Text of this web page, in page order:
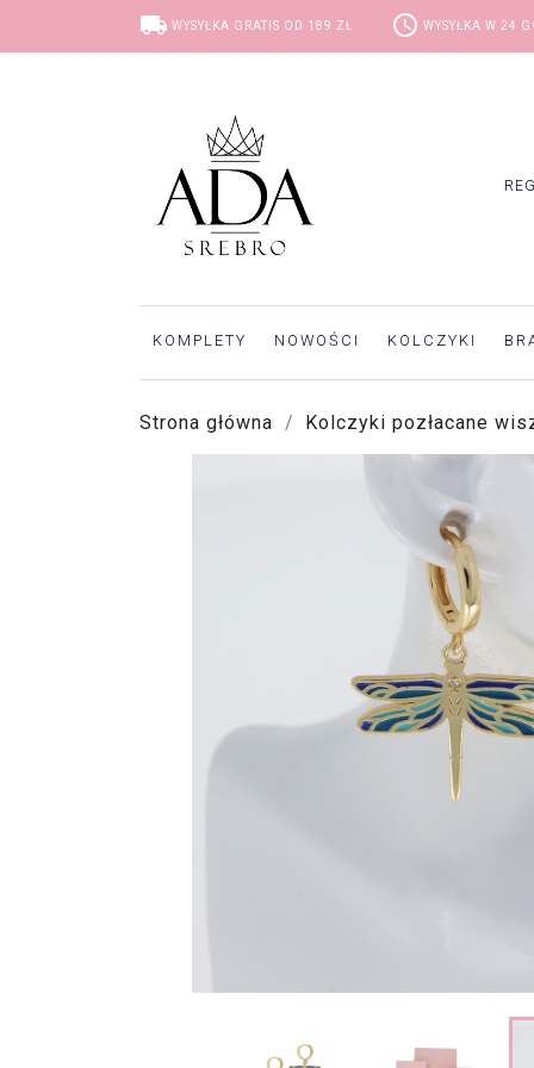
local_shipping WYSYŁKA GRATIS OD 189 ZŁ access_time WYSYŁKA W 24
KOMPLETY NOWOŚCI KOLCZYKI
Strona główna Kolczyki pozłacane